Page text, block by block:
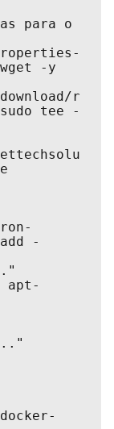
para o
-y
r
tee -
-
apt-